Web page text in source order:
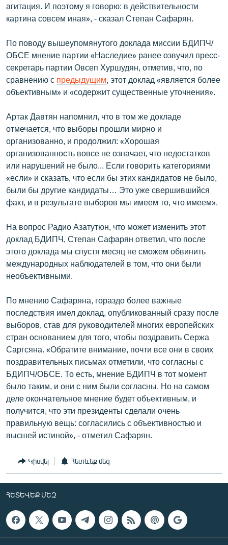
агитация. И поэтому я говорю: в действительности
картина совсем иная», - сказал Степан Сафарян.
По поводу вышеупомянутого доклада миссии БДИПЧ/
ОБСЕ мнение партии «Наследие» ранее озвучил пресс-
секретарь партии Овсеп Хуршудян, отметив, что, по
сравнению с предыдущим , этот доклад «является более
объективным» и «содержит существенные уточнения».
Артак Давтян напомнил, что в том же докладе
отмечается, что выборы прошли мирно и
организованно, и продолжил: «Хорошая
организованность вовсе не означает, что недостатков
или нарушений не было... Если говорить категориями
«если» и сказать, что если бы этих кандидатов не было,
были бы другие кандидаты… Это уже свершившийся
факт, и в результате выборов мы имеем то, что имеем».
На вопрос Радио Азатутюн, что может изменить этот
доклад БДИПЧ, Степан Сафарян ответил, что после
этого доклада мы спустя месяц не сможем обвинить
международных наблюдателей в том, что они были
необъективными.
По мнению Сафаряна, гораздо более важные
последствия имел доклад, опубликованный сразу после
выборов, став для руководителей многих европейских
стран основанием для того, чтобы поздравить Сержа
Саргсяна. «Обратите внимание, почти все они в своих
поздравительных письмах отметили, что согласны с
БДИПЧ/ОБСЕ. То есть, мнение БДИПЧ в тот момент
было таким, и они с ним были согласны. Но на самом
деле окончательное мнение будет объективным, и
получится, что эти президенты сделали очень
правильную вещь: согласились с объективностью и
высшей истиной», - отметил Сафарян.
Կիսվել Հետևեք մեզ
ՀԵՏԵՎԵՔ ՄԵԶ